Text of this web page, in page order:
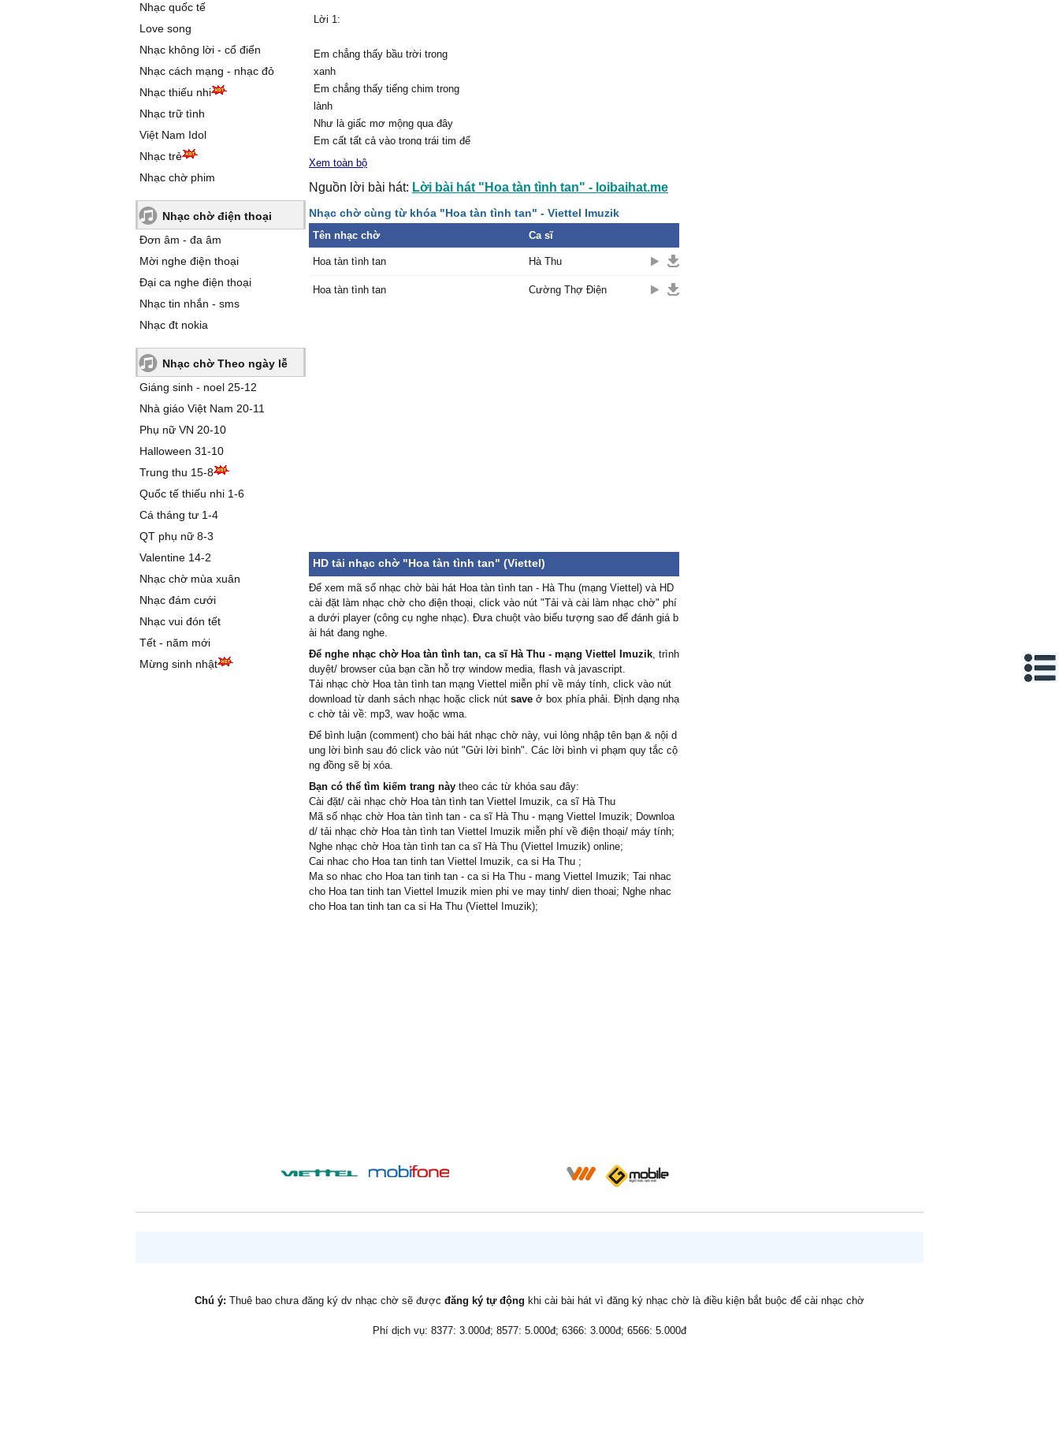
Nhạc quốc tế
Love song
Nhạc không lời - cổ điển
Nhạc cách mạng - nhạc đỏ
Nhạc thiếu nhi
Nhạc trữ tình
Việt Nam Idol
Nhạc trẻ
Nhạc chờ phim
Nhạc chờ điện thoại
Đơn âm - đa âm
Mời nghe điện thoại
Đại ca nghe điện thoại
Nhạc tin nhắn - sms
Nhạc đt nokia
Nhạc chờ Theo ngày lễ
Giáng sinh - noel 25-12
Nhà giáo Việt Nam 20-11
Phụ nữ VN 20-10
Halloween 31-10
Trung thu 15-8
Quốc tế thiếu nhi 1-6
Cá tháng tư 1-4
QT phụ nữ 8-3
Valentine 14-2
Nhạc chờ mùa xuân
Nhạc đám cưới
Nhạc vui đón tết
Tết - năm mới
Mừng sinh nhật
Lời 1:
Em chẳng thấy bầu trời trong
xanh
Em chẳng thấy tiếng chim trong
lành
Như là giấc mơ mộng qua đây
Em cất tất cả vào trong trái tim để
dành
Yêu vội vã để rồi ra đi
Anh không nói nhưng em biết rồi
Sau lời nói anh còn yêu em
Là những dối lừa anh đâu muốn
em bên cạnh
Điệp khúc:
Tình không tan là tình thấy trong
mơ...
Lời 2:
Anh không nói nhưng em biết rồi
Sau lời nói anh còn yêu em
Là những dối lừa anh đâu muốn
em bên cạnh
Điệp khúc:
Hoa trên giấy không sương hoa
vẫn nở
Thương ai rồi dù trắc trở vẫn
thương
Yêu anh quá nên em đành nuông
chiều
Cố giả vờ và mong anh hiểu thấu.
Cố giả vờ và mong anh hiểu
Chắc có lẽ em đã sai lầm?
Tình không tan là tình thấy trong
Tình không tan.... là tình thấy...
Xem toàn bộ
Nguồn lời bài hát: Lời bài hát "Hoa tàn tình tan" - loibaihat.me
Nhạc chờ cùng từ khóa "Hoa tàn tình tan" - Viettel Imuzik
Tên nhạc chờ Ca sĩ
Hoa tàn tình tan Hà Thu
Hoa tàn tình tan Cường Thợ Điện
HD tải nhạc chờ "Hoa tàn tình tan" (Viettel)
Để xem mã số nhạc chờ bài hát Hoa tàn tình tan - Hà Thu (mạng Viettel) và HD
cài đặt làm nhạc chờ cho điện thoại, click vào nút "Tải và cài làm nhạc chờ" phí
a dưới player (công cụ nghe nhạc). Đưa chuột vào biểu tượng sao để đánh giá b
ài hát đang nghe.
Để nghe nhạc chờ Hoa tàn tình tan, ca sĩ Hà Thu - mạng Viettel Imuzik, trình
duyệt/ browser của bạn cần hỗ trợ window media, flash và javascript.
Tải nhạc chờ Hoa tàn tình tan mạng Viettel miễn phí về máy tính, click vào nút
download từ danh sách nhạc hoặc click nút save ở box phía phải. Định dạng nhạ
c chờ tải về: mp3, wav hoặc wma.
Để bình luận (comment) cho bài hát nhạc chờ này, vui lòng nhập tên bạn & nội d
ung lời bình sau đó click vào nút "Gửi lời bình". Các lời bình vi phạm quy tắc cộ
ng đồng sẽ bị xóa.
Bạn có thể tìm kiếm trang này theo các từ khóa sau đây:
Cài đặt/ cài nhạc chờ Hoa tàn tình tan Viettel Imuzik, ca sĩ Hà Thu
Mã số nhạc chờ Hoa tàn tình tan - ca sĩ Hà Thu - mạng Viettel Imuzik; Downloa
d/ tải nhạc chờ Hoa tàn tình tan Viettel Imuzik miễn phí về điện thoại/ máy tính;
Nghe nhạc chờ Hoa tàn tình tan ca sĩ Hà Thu (Viettel Imuzik) online;
Cai nhac cho Hoa tan tinh tan Viettel Imuzik, ca si Ha Thu ;
Ma so nhac cho Hoa tan tinh tan - ca si Ha Thu - mang Viettel Imuzik; Tai nhac
cho Hoa tan tinh tan Viettel Imuzik mien phi ve may tinh/ dien thoai; Nghe nhac
cho Hoa tan tinh tan ca si Ha Thu (Viettel Imuzik);
Chú ý: Thuê bao chưa đăng ký dv nhạc chờ sẽ được đăng ký tự động khi cài bài hát vì đăng ký nhạc chờ là điều kiện bắt buộc để cài nhạc chờ
Phí dịch vụ: 8377: 3.000đ; 8577: 5.000đ; 6366: 3.000đ; 6566: 5.000đ